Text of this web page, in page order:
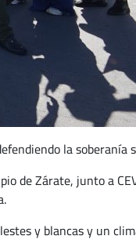
la soberanía
de Zárate, junto a
y blancas y un